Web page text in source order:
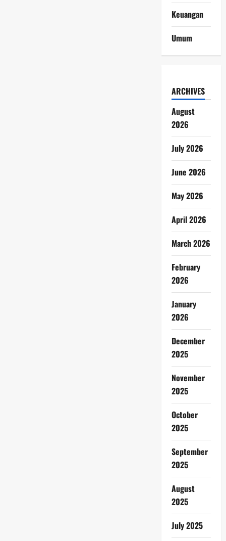
Keuangan
Umum
ARCHIVES
August
2026
July 2026
June 2026
May 2026
April 2026
March 2026
February
2026
January
2026
December
2025
November
2025
October
2025
September
2025
August
2025
July 2025